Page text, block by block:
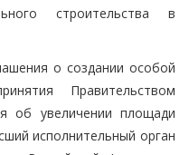
строительства в
о создании особой
Правительством
об увеличении площади
исполнительный орган